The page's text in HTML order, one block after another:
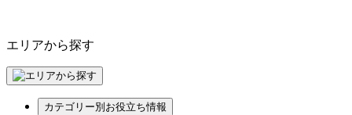
エリアから探す
カテゴリー別お役立ち情報